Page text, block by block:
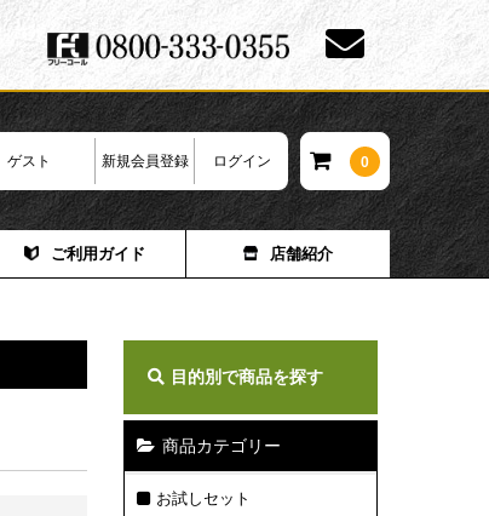
ゲスト 新規会員登録 ログイン 0
ご利用ガイド 店舗紹介
目的別で商品を探す
商品カテゴリー
お試しセット